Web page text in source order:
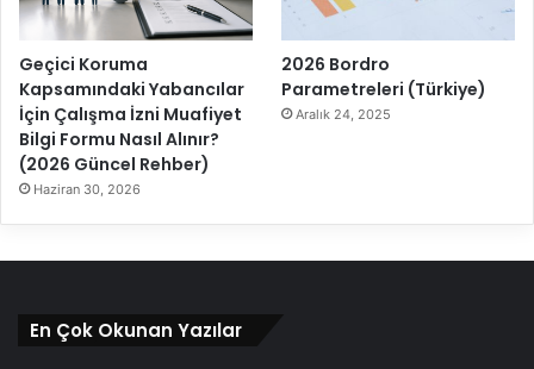
Geçici Koruma
Kapsamındaki Yabancılar
İçin Çalışma İzni Muafiyet
Bilgi Formu Nasıl Alınır?
(2026 Güncel Rehber)
Haziran 30, 2026
2026 Bordro
Parametreleri (Türkiye)
Aralık 24, 2025
En Çok Okunan Yazılar